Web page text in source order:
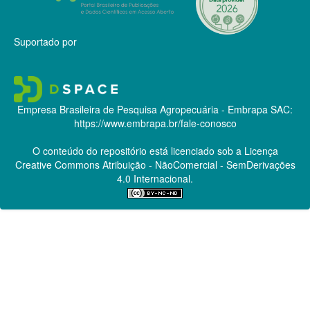
Suportado por
Empresa Brasileira de Pesquisa Agropecuária - Embrapa SAC:
https://www.embrapa.br/fale-conosco
O conteúdo do repositório está licenciado sob a Licença
Creative CommonsAtribuição - NãoComercial - SemDerivações
4.0 Internacional.